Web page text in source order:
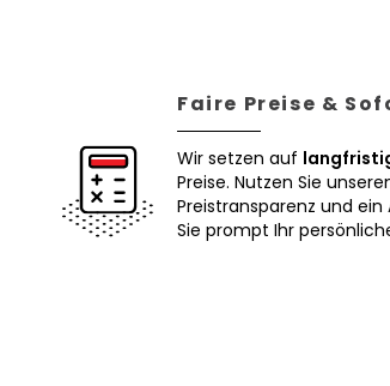
Faire Preise &
Wir setzen auf
Preise. Nutzen Sie
Preistransparenz und
Sie prompt Ihr